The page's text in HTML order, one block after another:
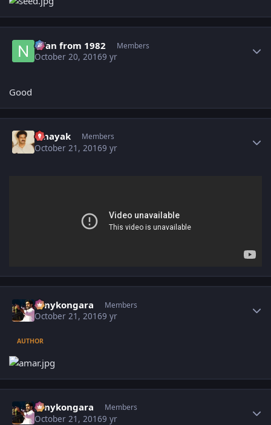
Nfan from 1982 Members
October 20, 20169 yr
Good
vinayak Members
October 21, 20169 yr
sonykongara Members
October 21, 20169 yr
AUTHOR
sonykongara Members
October 21, 20169 yr